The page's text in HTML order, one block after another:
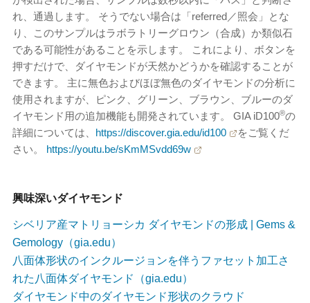
れ、通過します。 そうでない場合は「referred／照会」とな
り、このサンプルはラボラトリーグロウン（合成）か類似石
である可能性があることを示します。 これにより、ボタンを
押すだけで、ダイヤモンドが天然かどうかを確認することが
できます。 主に無色およびほぼ無色のダイヤモンドの分析に
使用されますが、ピンク、グリーン、ブラウン、ブルーのダ
イヤモンド用の追加機能も開発されています。 GIA iD100®の
詳細については、 https://discover.gia.edu/id100
をご覧くだ
さい。 https://youtu.be/sKmMSvdd69w
興味深いダイヤモンド
シベリア産マトリョーシカ ダイヤモンドの形成 | Gems &
Gemology（gia.edu）
八面体形状のインクルージョンを伴うファセット加工さ
れた八面体ダイヤモンド（gia.edu）
ダイヤモンド中のダイヤモンド形状のクラウド